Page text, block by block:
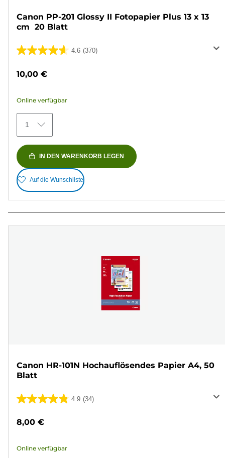
Canon PP-201 Glossy II Fotopapier Plus 13 x 13
cm  20 Blatt
4.6 (370)
4.6
5
370
Bewertungen
10,00 €
Online verfügbar
1
IN DEN WARENKORB LEGEN
Auf die Wunschliste
Canon HR-101N Hochauflösendes Papier A4, 50
Blatt
4.9 (34)
4.9
5
34
8,00 €
Online verfügbar